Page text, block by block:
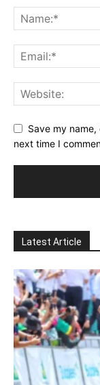
Save my
next time I
Latest Article